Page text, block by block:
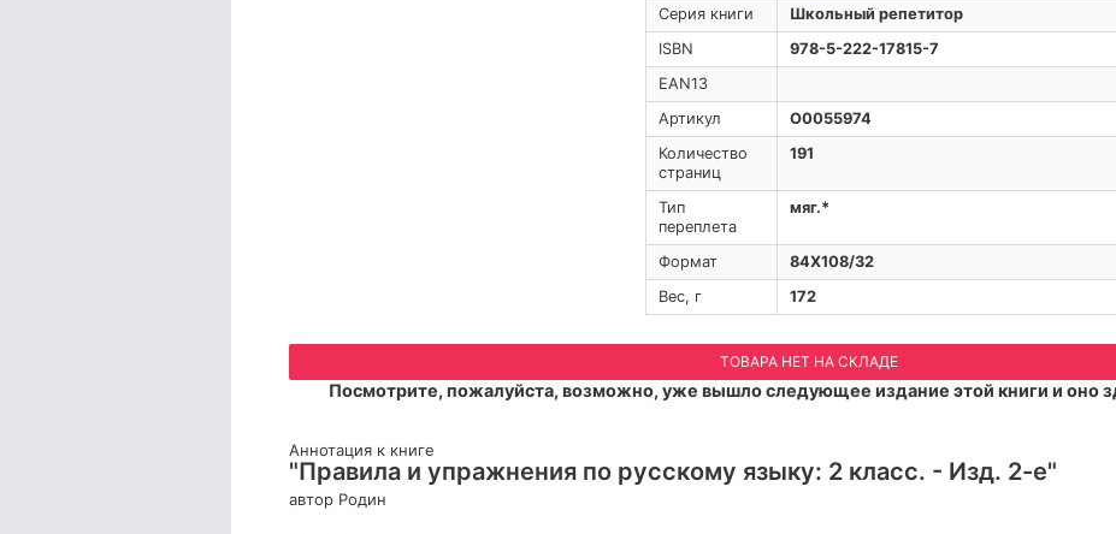
Серия книги
Школьный репетитор
ISBN
978-5-222-17815-7
EAN13
Артикул
O0055974
Количество
страниц
191
Тип
переплета
мяг.*
Формат
84Х108/32
Вес, г
172
ТОВАРА НЕТ НА СКЛАДЕ
Посмотрите, пожалуйста, возможно, уже вышло следующее издание этой книги и оно
Аннотация к книге
"Правила и упражнения по русскому языку: 2 класс. - Изд. 2-е"
автор Родин